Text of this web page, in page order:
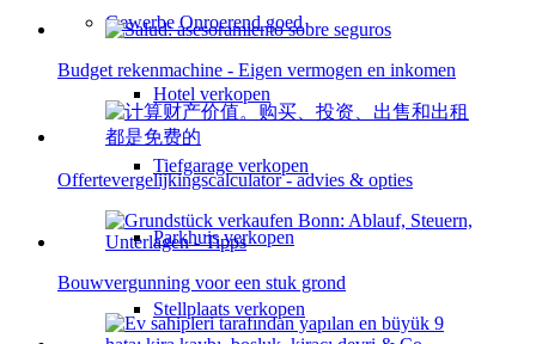
GewerbeOnroerend goed
Hotel verkopen
Tiefgarage verkopen
Parkhuis verkopen
Stellplaats verkopen
Budget rekenmachine - Eigen vermogen en inkomen
Offertevergelijkingscalculator - advies & opties
Bouwvergunning voor een stuk grond